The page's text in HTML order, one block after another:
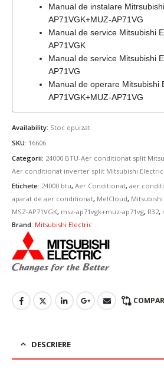
Manual de instalare
AP71VGK+MUZ-AP71VG
Manual de service Mitsubishi
AP71VGK
Manual de service Mitsubishi
AP71VG
Manual de operare Mitsubishi
AP71VGK+MUZ-AP71VG
Availability: Stoc epuizat
SKU: 16606
Categorii: 24000 BTU-Aer conditionat split
Aer conditionat inverter split Mitsubishi Electric
Etichete: 24000 btu, Aer Conditionat, aer
aparat de aer conditionat, MelCloud,
MSZ-AP71VGK, msz-ap71vgk+muz-ap71vg, R32,
Brand: Mitsubishi Electric
DESCRIERE